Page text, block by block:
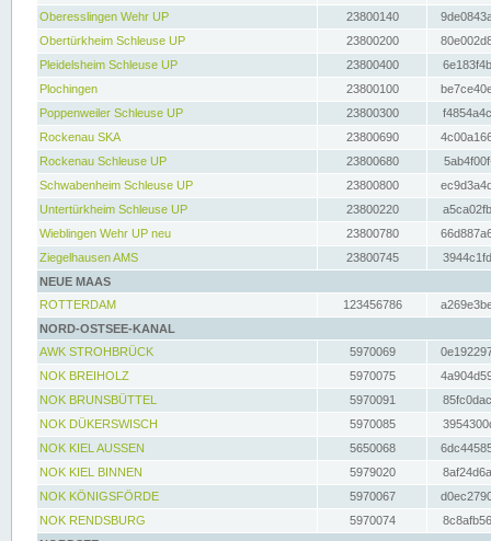
Oberesslingen Wehr UP
23800140
Obertürkheim Schleuse UP
23800200
Pleidelsheim Schleuse UP
23800400
Plochingen
23800100
Poppenweiler Schleuse UP
23800300
Rockenau SKA
23800690
Rockenau Schleuse UP
23800680
Schwabenheim Schleuse UP
23800800
Untertürkheim Schleuse UP
23800220
Wieblingen Wehr UP neu
23800780
Ziegelhausen AMS
23800745
NEUE MAAS
ROTTERDAM
123456786
NORD-OSTSEE-KANAL
AWK STROHBRÜCK
5970069
NOK BREIHOLZ
5970075
NOK BRUNSBÜTTEL
5970091
NOK DÜKERSWISCH
5970085
NOK KIEL AUSSEN
5650068
NOK KIEL BINNEN
5979020
NOK KÖNIGSFÖRDE
5970067
NOK RENDSBURG
5970074